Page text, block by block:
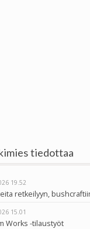
tiedottaa
19.52
15.01
Works -tilaustyöt